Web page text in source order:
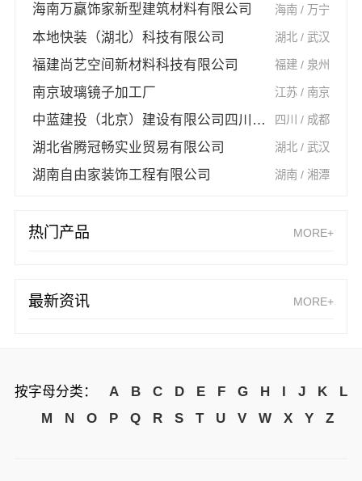
海南万赢饰家新型建筑材料有限公司 海南 / 万宁
本地快装（湖北）科技有限公司 湖北 / 武汉
福建尚艺空间新材料科技有限公司 福建 / 泉州
南京玻璃镜子加工厂 江苏 / 南京
中蓝建投（北京）建设有限公司四川第一分公司 四川 / 成都
湖北省腾冠畅实业贸易有限公司 湖北 / 武汉
湖南自由家装饰工程有限公司 湖南 / 湘潭
热门产品 MORE+
最新资讯 MORE+
按字母分类： A B C D E F G H I J K
L
M
N O P Q R S T U V W X Y Z